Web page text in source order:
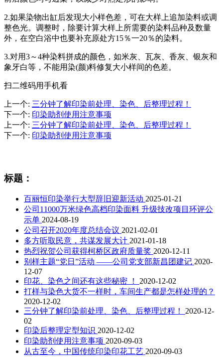
2.如果染物出缸后发现大小样色差，可在大样上追加染料或调
整色光。调整时，除要计算大样上所需要的染料品种及数量
外，在空白浴中也要补充原处方15％一20％的染料。
3.对用3～4种染料拼成的颜色，如米灰、瓦灰、香灰、银灰和
象牙白等，不能用染(颜)料修复大小样间的色差。
扫二维码用手机看
上一个: 三分钟了解印染前处理、染色、后整理过程！
下一个: 印染助剂使用注意事项
上一个: 三分钟了解印染前处理、染色、后整理过程！
下一个: 印染助剂使用注意事项
标题：
百丽恒印染举行大型辞旧迎新活动 2025-01-21
公司11000万米绿色高档印染面料 升级技改项目环评公
示单 2024-08-19
公司召开2020年度总结会议 2021-02-01
多方听取民意，共谋发展大计 2021-01-18
热烈祝贺公司获得柯桥区政府质量奖 2020-12-11
别样主题“党日”活动 ——公司党支部新昌团建记 2020-
12-07
印花、染色之间还有这些秘密 ！ 2020-12-02
打样与染色大货不一样时，车间生产都是怎样处理的？
2020-12-02
三分钟了解印染前处理、染色、后整理过程！ 2020-12-
02
印染后整理定型知识 2020-12-02
印染助剂使用注意事项 2020-09-03
从古至今，中国传统印染印花工艺 2020-09-03